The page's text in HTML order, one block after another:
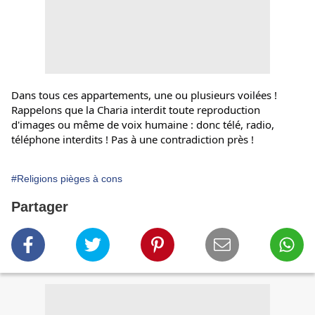
Dans tous ces appartements, une ou plusieurs voilées !
Rappelons que la Charia interdit toute reproduction
d'images ou même de voix humaine : donc télé, radio,
téléphone interdits ! Pas à une contradiction près !
#Religions pièges à cons
Partager